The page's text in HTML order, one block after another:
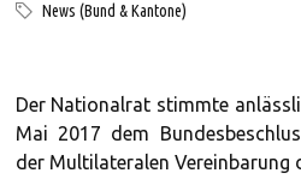
News (Bund & Kantone)
Der Nationalrat stimmte
Mai 2017 dem
der Multilateralen Vereinbarung